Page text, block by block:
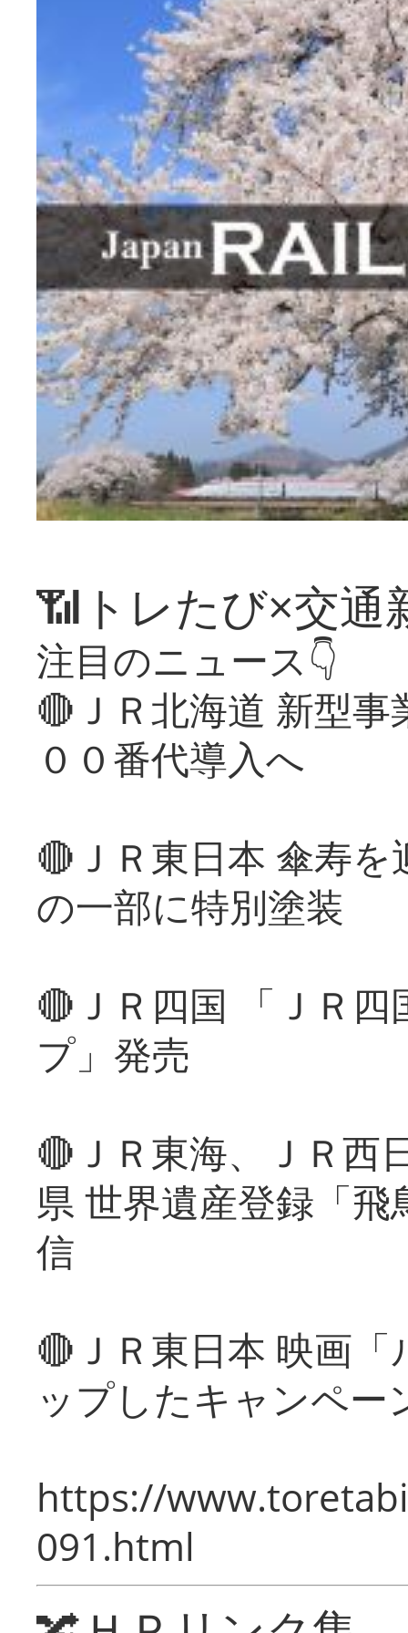
📶トレたび×交通
注目のニュース👇
🔴ＪＲ北海道 新型
００番代導入へ
🔴ＪＲ東日本 傘寿
の一部に特別塗装
🔴ＪＲ四国 「ＪＲ
プ」発売
🔴ＪＲ東海、ＪＲ西
県 世界遺産登録「
信
🔴ＪＲ東日本 映画
ップしたキャンペー
https://
091.html